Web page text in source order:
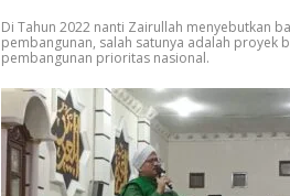
Di Tahun 2022 nanti Zairullah menyebutkan
pembangunan, salah satunya adalah proyek
pembangunan prioritas nasional.